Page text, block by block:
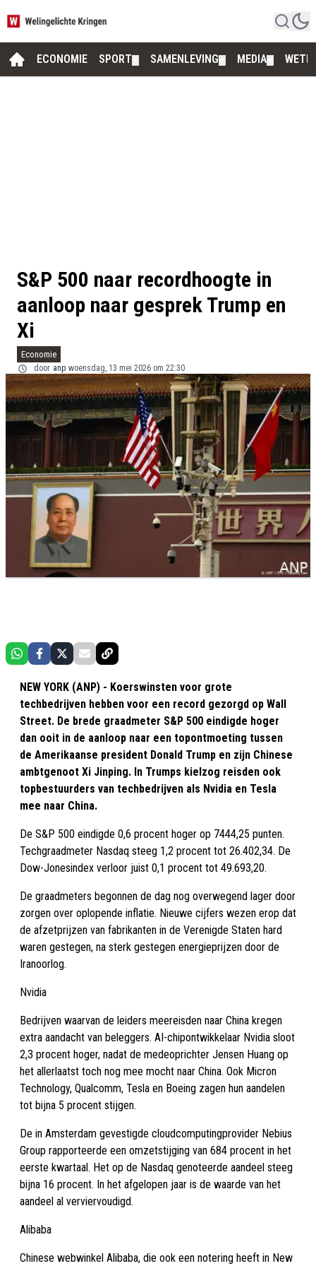
ECONOMIE SPORT SAMENLEVING MEDIA
S&P 500 naar recordhoogte in
aanloop naar gesprek Trump en
Xi
Economie
door anp woensdag, 13 mei 2026 om 22:30
NEW YORK (ANP) - Koerswinsten voor grote
techbedrijven hebben voor een record gezorgd op Wall
Street. De brede graadmeter S&P 500 eindigde hoger
dan ooit in de aanloop naar een topontmoeting tussen
de Amerikaanse president Donald Trump en zijn Chinese
ambtgenoot Xi Jinping. In Trumps kielzog reisden ook
topbestuurders van techbedrijven als Nvidia en Tesla
mee naar China.
De S&P 500 eindigde 0,6 procent hoger op 7444,25 punten.
Techgraadmeter Nasdaq steeg 1,2 procent tot 26.402,34. De
Dow-Jonesindex verloor juist 0,1 procent tot 49.693,20.
De graadmeters begonnen de dag nog overwegend lager door
zorgen over oplopende inflatie. Nieuwe cijfers wezen erop dat
de afzetprijzen van fabrikanten in de Verenigde Staten hard
waren gestegen, na sterk gestegen energieprijzen door de
Iranoorlog.
Nvidia
Bedrijven waarvan de leiders meereisden naar China kregen
extra aandacht van beleggers. AI-chipontwikkelaar Nvidia sloot
2,3 procent hoger, nadat de medeoprichter Jensen Huang op
het allerlaatst toch nog mee mocht naar China. Ook Micron
Technology, Qualcomm, Tesla en Boeing zagen hun aandelen
tot bijna 5 procent stijgen.
De in Amsterdam gevestigde cloudcomputingprovider Nebius
Group rapporteerde een omzetstijging van 684 procent in het
eerste kwartaal. Het op de Nasdaq genoteerde aandeel steeg
bijna 16 procent. In het afgelopen jaar is de waarde van het
aandeel al verviervoudigd.
Alibaba
Chinese webwinkel Alibaba, die ook een notering heeft in New